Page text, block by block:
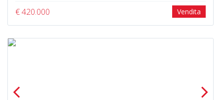
€ 420.000 Vendita